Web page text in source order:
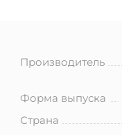
Производитель
Форма выпуска
Страна